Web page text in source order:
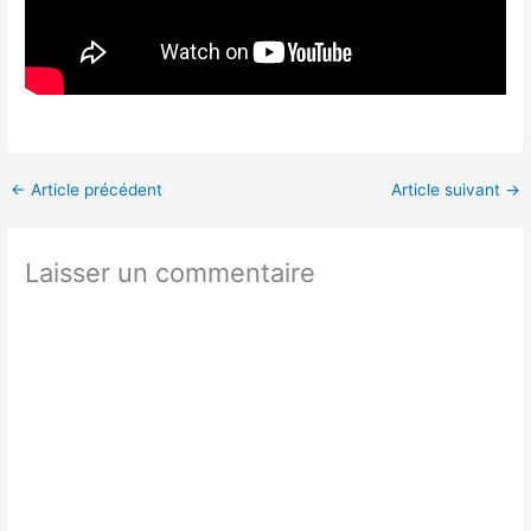
← Article précédent Article suivant →
Laisser un commentaire